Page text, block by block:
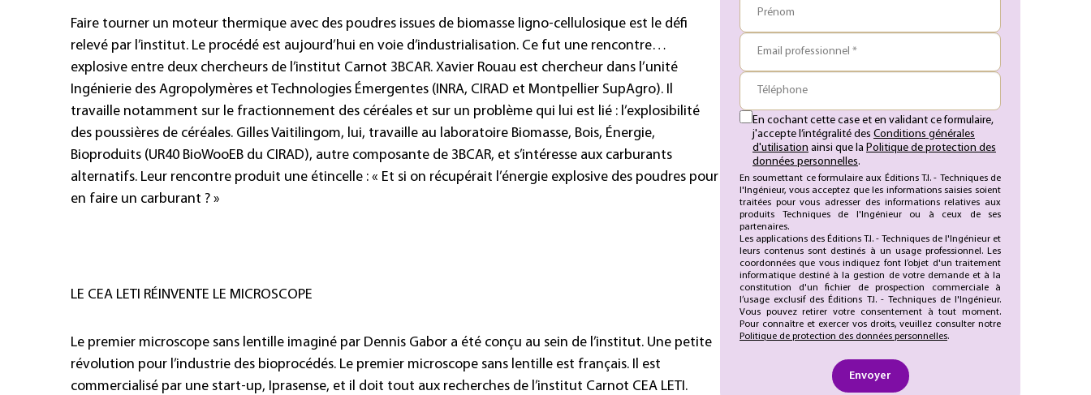
Faire tourner un moteur thermique avec des poudres issues de biomasse ligno-cellulosique est le défi
relevé par l’institut. Le procédé est aujourd’hui en voie d’industrialisation. Ce fut une rencontre…
explosive entre deux chercheurs de l’institut Carnot 3BCAR. Xavier Rouau est chercheur dans l’unité
Ingénierie des Agropolymères et Technologies Émergentes (INRA, CIRAD et Montpellier SupAgro). Il
travaille notamment sur le fractionnement des céréales et sur un problème qui lui est lié : l’explosibilité
des poussières de céréales. Gilles Vaitilingom, lui, travaille au laboratoire Biomasse, Bois, Énergie,
Bioproduits (UR40 BioWooEB du CIRAD), autre composante de 3BCAR, et s’intéresse aux carburants
alternatifs. Leur rencontre produit une étincelle : « Et si on récupérait l’énergie explosive des poudres pour
en faire un carburant ? »
LE CEA LETI RÉINVENTE LE MICROSCOPE
Le premier microscope sans lentille imaginé par Dennis Gabor a été conçu au sein de l’institut. Une petite
révolution pour l’industrie des bioprocédés. Le premier microscope sans lentille est français. Il est
commercialisé par une start-up, Iprasense, et il doit tout aux recherches de l’institut Carnot CEA LETI.
Prénom
Email professionnel *
Téléphone
En cochant cette case et en validant ce formulaire,
j'accepte l’intégralité des Conditions générales
d'utilisation ainsi que la Politique de protection des
données personnelles.
En soumettant ce formulaire aux Éditions T.I. - Techniques de
l'Ingénieur, vous acceptez que les informations saisies soient
traitées pour vous adresser des informations relatives aux
produits Techniques de l'Ingénieur ou à ceux de ses
partenaires.
Les applications des Éditions T.I. - Techniques de l'Ingénieur et
leurs contenus sont destinés à un usage professionnel. Les
coordonnées que vous indiquez font l’objet d'un traitement
informatique destiné à la gestion de votre demande et à la
constitution d'un fichier de prospection commerciale à
l’usage exclusif des Éditions T.I. - Techniques de l'Ingénieur.
Vous pouvez retirer votre consentement à tout moment.
Pour connaître et exercer vos droits, veuillez consulter notre
Politique de protection des données personnelles.
Envoyer